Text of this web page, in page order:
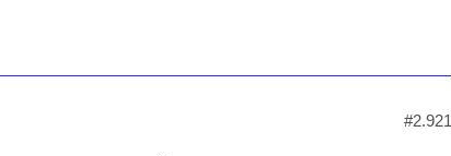
#2.921